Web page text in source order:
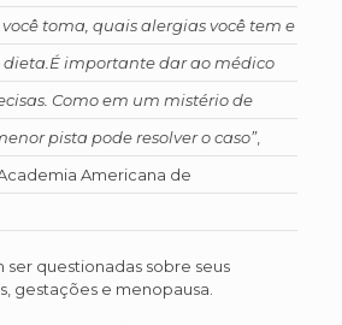
toma, quais alergias você tem e
dieta.É importante dar ao médico
Como em um mistério de
pista pode resolver o caso”,
Americana de
ser questionadas sobre seus
gestações e menopausa.